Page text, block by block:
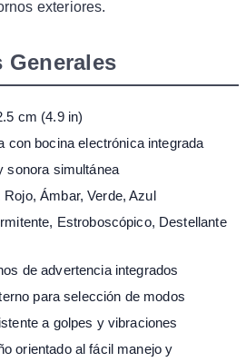
exteriores.
Generales
cm (4.9 in)
con bocina electrónica integrada
sonora simultánea
Rojo, Ámbar, Verde, Azul
Estroboscópico, Destellante
de advertencia integrados
para selección de modos
a golpes y vibraciones
orientado al fácil manejo y